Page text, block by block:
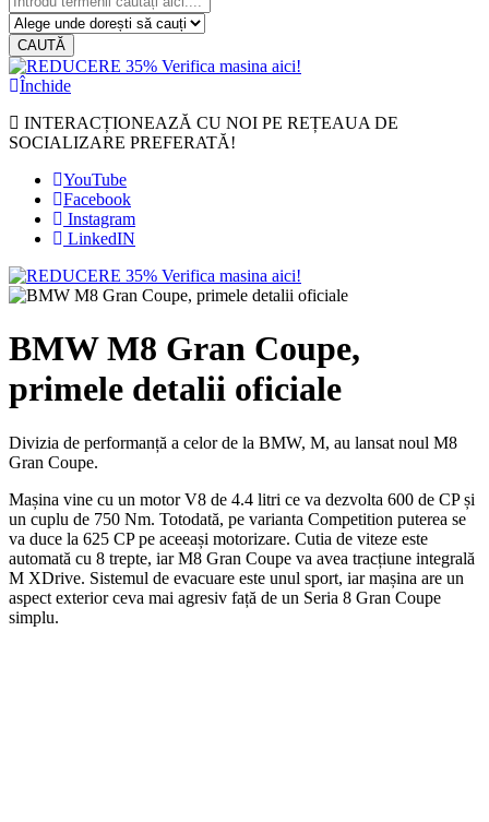
CAUTĂ
Închide
INTERACȚIONEAZĂ CU NOI PE REȚEAUA DE
SOCIALIZARE PREFERATĂ!
YouTube
Facebook
Instagram
LinkedIN
BMW M8 Gran Coupe,
primele detalii oficiale
Divizia de performanță a celor de la BMW, M, au lansat noul M8
Gran Coupe.
Mașina vine cu un motor V8 de 4.4 litri ce va dezvolta 600 de CP și
un cuplu de 750 Nm. Totodată, pe varianta Competition puterea se
va duce la 625 CP pe aceeași motorizare. Cutia de viteze este
automată cu 8 trepte, iar M8 Gran Coupe va avea tracțiune integrală
M XDrive. Sistemul de evacuare este unul sport, iar mașina are un
aspect exterior ceva mai agresiv față de un Seria 8 Gran Coupe
simplu.